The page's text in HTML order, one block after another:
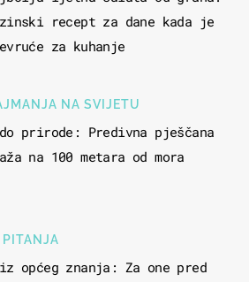
recept za dane kada je
za kuhanje
NA SVIJETU
prirode: Predivna pješčana
na 100 metara od mora
PITANJA
općeg znanja: Za one pred